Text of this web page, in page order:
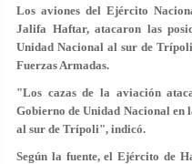
Los aviones del Ejército
Jalifa Haftar, atacaron las
Unidad Nacional al sur de
Fuerzas Armadas.
"Los cazas de la aviación
Gobierno de Unidad Nacional en
al sur de Trípoli", indicó.
Según la fuente, el Ejército de